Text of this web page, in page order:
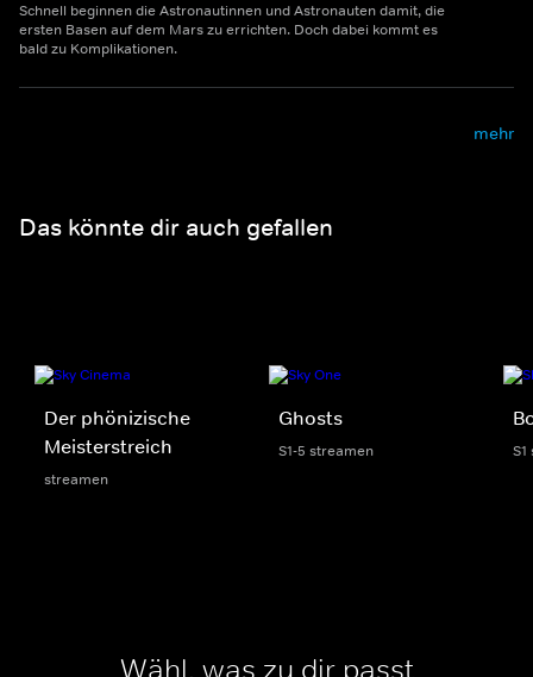
Schnell beginnen die Astronautinnen und Astronauten damit, die
ersten Basen auf dem Mars zu errichten. Doch dabei kommt es
bald zu Komplikationen.
mehr
Das könnte dir auch gefallen
Der phönizische
Meisterstreich
streamen
Ghosts
S1-5 streamen
Wähl, was zu dir passt